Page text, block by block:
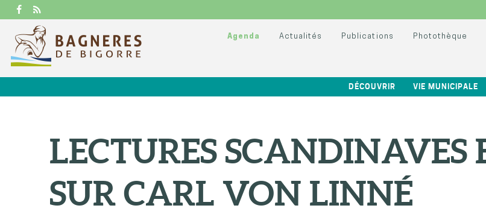
Agenda Actualités Publications Photothèque
DÉCOUVRIR VIE MUNICIPALE
LECTURES SCANDINAVES
SUR CARL VON LINNÉ